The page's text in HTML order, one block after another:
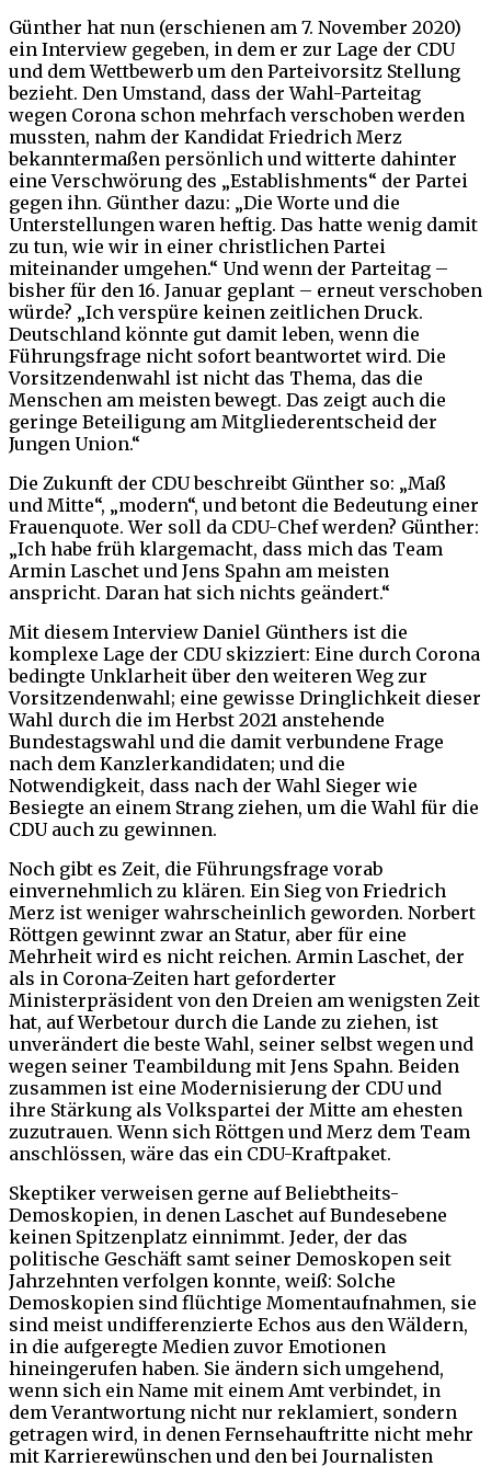
Günther hat nun (erschienen am 7. November 2020)
ein Interview gegeben, in dem er zur Lage der CDU
und dem Wettbewerb um den Parteivorsitz Stellung
bezieht. Den Umstand, dass der Wahl-Parteitag
wegen Corona schon mehrfach verschoben werden
mussten, nahm der Kandidat Friedrich Merz
bekanntermaßen persönlich und witterte dahinter
eine Verschwörung des „Establishments“ der Partei
gegen ihn. Günther dazu: „Die Worte und die
Unterstellungen waren heftig. Das hatte wenig damit
zu tun, wie wir in einer christlichen Partei
miteinander umgehen.“ Und wenn der Parteitag –
bisher für den 16. Januar geplant – erneut verschoben
würde? „Ich verspüre keinen zeitlichen Druck.
Deutschland könnte gut damit leben, wenn die
Führungsfrage nicht sofort beantwortet wird. Die
Vorsitzendenwahl ist nicht das Thema, das die
Menschen am meisten bewegt. Das zeigt auch die
geringe Beteiligung am Mitgliederentscheid der
Jungen Union.“
Die Zukunft der CDU beschreibt Günther so: „Maß
und Mitte“, „modern“, und betont die Bedeutung einer
Frauenquote. Wer soll da CDU-Chef werden? Günther:
„Ich habe früh klargemacht, dass mich das Team
Armin Laschet und Jens Spahn am meisten
anspricht. Daran hat sich nichts geändert.“
Mit diesem Interview Daniel Günthers ist die
komplexe Lage der CDU skizziert: Eine durch Corona
bedingte Unklarheit über den weiteren Weg zur
Vorsitzendenwahl; eine gewisse Dringlichkeit dieser
Wahl durch die im Herbst 2021 anstehende
Bundestagswahl und die damit verbundene Frage
nach dem Kanzlerkandidaten; und die
Notwendigkeit, dass nach der Wahl Sieger wie
Besiegte an einem Strang ziehen, um die Wahl für die
CDU auch zu gewinnen.
Noch gibt es Zeit, die Führungsfrage vorab
einvernehmlich zu klären. Ein Sieg von Friedrich
Merz ist weniger wahrscheinlich geworden. Norbert
Röttgen gewinnt zwar an Statur, aber für eine
Mehrheit wird es nicht reichen. Armin Laschet, der
als in Corona-Zeiten hart geforderter
Ministerpräsident von den Dreien am wenigsten Zeit
hat, auf Werbetour durch die Lande zu ziehen, ist
unverändert die beste Wahl, seiner selbst wegen und
wegen seiner Teambildung mit Jens Spahn. Beiden
zusammen ist eine Modernisierung der CDU und
ihre Stärkung als Volkspartei der Mitte am ehesten
zuzutrauen. Wenn sich Röttgen und Merz dem Team
anschlössen, wäre das ein CDU-Kraftpaket.
Skeptiker verweisen gerne auf Beliebtheits-
Demoskopien, in denen Laschet auf Bundesebene
keinen Spitzenplatz einnimmt. Jeder, der das
politische Geschäft samt seiner Demoskopen seit
Jahrzehnten verfolgen konnte, weiß: Solche
Demoskopien sind flüchtige Momentaufnahmen, sie
sind meist undifferenzierte Echos aus den Wäldern,
in die aufgeregte Medien zuvor Emotionen
hineingerufen haben. Sie ändern sich umgehend,
wenn sich ein Name mit einem Amt verbindet, in
dem Verantwortung nicht nur reklamiert, sondern
getragen wird, in denen Fernsehauftritte nicht mehr
mit Karrierewünschen und den bei Journalisten